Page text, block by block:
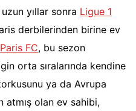
yıllar sonra Ligue 1
derbilerinden birine ev
Paris FC, bu sezon
orta sıralarında kendine
ya da Avrupa
atmış olan ev sahibi,